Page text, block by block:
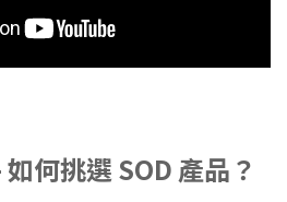
何挑選 SOD 產品？